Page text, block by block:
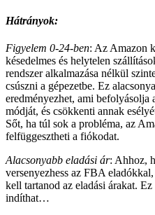
Hátrányok:
Figyelem 0-24-ben: Az Amazon
késedelmes és helytelen
rendszer alkalmazása nélkül
csúszni a gépezetbe. Ez
eredményezhet, ami befolyásolja
módját, és csökkenti annak
Sőt, ha túl sok a probléma, az
felfüggesztheti a fiókodat.
Alacsonyabb eladási ár: Ahhoz,
versenyezhess az FBA
kell tartanod az eladási árakat.
indíthat…